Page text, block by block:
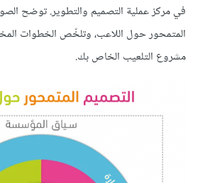
في مركز عملية التصميم والتطوير. توضح
المتمحور حول اللاعب، وتلخّص الخطوات
مشروع التلعيب الخاص بك.